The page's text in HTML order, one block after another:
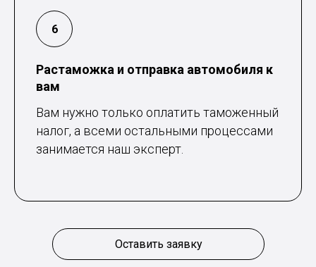
Растаможка и отправка автомобиля к
вам
Вам нужно только оплатить таможенный
налог, а всеми остальными процессами
занимается наш эксперт.
Оставить заявку